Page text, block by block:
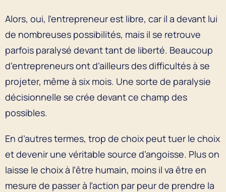
Alors, oui, l’entrepreneur est libre, car il a devant lui
de nombreuses possibilités, mais il se retrouve
parfois paralysé devant tant de liberté. Beaucoup
d’entrepreneurs ont d’ailleurs des difficultés à se
projeter, même à six mois. Une sorte de paralysie
décisionnelle se crée devant ce champ des
possibles.
En d’autres termes, trop de choix peut tuer le choix
et devenir une véritable source d’angoisse. Plus on
laisse le choix à l’être humain, moins il va être en
mesure de passer à l’action par peur de prendre la